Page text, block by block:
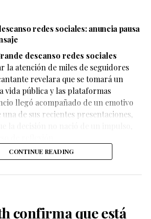
mediante herramientas de IA, se
acercándose a Cíclope para darle
que nunca ha ocurrido en el
Marvel, pero que ha despertado
por lo realista de la animación y lo
acumuló reproducciones,
en plataformas como
redes sociales: anuncia pausa
descanso redes sociales
la atención de miles de seguidores
revelara que se tomará un
vida pública y las plataformas
llegó acompañado de un emotivo
de sus recientes presentaciones,
CONTINUE READING
confirma que está